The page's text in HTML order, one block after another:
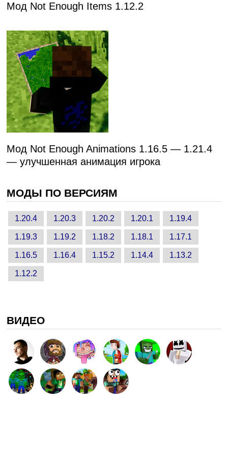
Мод Not Enough Items 1.12.2
Мод Not Enough Animations 1.16.5 — 1.21.4
— улучшенная анимация игрока
МОДЫ ПО ВЕРСИЯМ
1.20.4 1.20.3 1.20.2 1.20.1 1.19.4
1.19.3 1.19.2 1.18.2 1.18.1 1.17.1
1.16.5 1.16.4 1.15.2 1.14.4 1.13.2
1.12.2
ВИДЕО